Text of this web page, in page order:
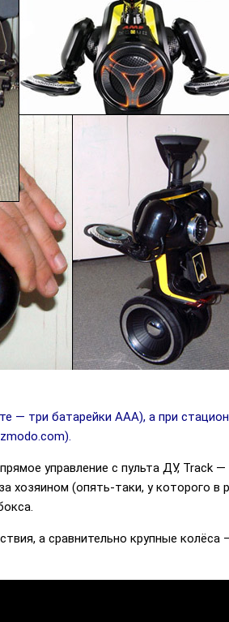
— три батарейки ААА), а при
управление с пульта ДУ, Track
(опять-таки, у которого в
а сравнительно крупные